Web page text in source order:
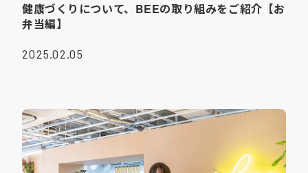
健康づくりについて、BEEの取り組みをご紹介【お
弁当編】
2025.02.05